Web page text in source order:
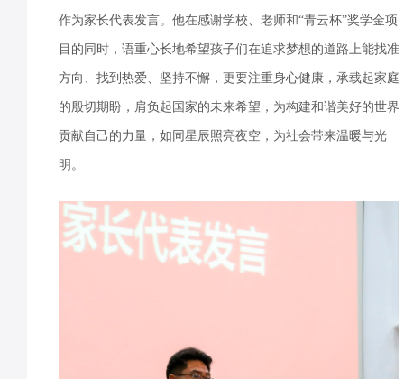
作为家长代表发言。他在感谢学校、老师和“青云杯”奖学金项
目的同时，语重心长地希望孩子们在追求梦想的道路上能找准
方向、找到热爱、坚持不懈，更要注重身心健康，承载起家庭
的殷切期盼，肩负起国家的未来希望，为构建和谐美好的世界
贡献自己的力量，如同星辰照亮夜空，为社会带来温暖与光
明。